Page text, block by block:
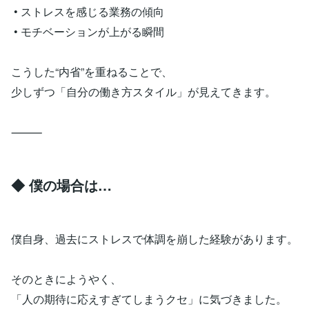
• ストレスを感じる業務の傾向
• モチベーションが上がる瞬間
こうした“内省”を重ねることで、
少しずつ「自分の働き方スタイル」が見えてきます。
⸻
◆ 僕の場合は…
僕自身、過去にストレスで体調を崩した経験があります。
そのときにようやく、
「人の期待に応えすぎてしまうクセ」に気づきました。